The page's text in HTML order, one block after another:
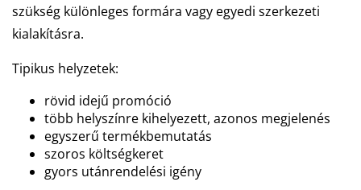
szükség különleges formára vagy egyedi szerkezeti
kialakításra.
Tipikus helyzetek:
rövid idejű promóció
több helyszínre kihelyezett, azonos megjelenés
egyszerű termékbemutatás
szoros költségkeret
gyors utánrendelési igény